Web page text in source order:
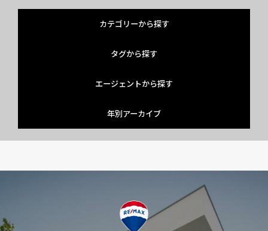
カテゴリーから探す
タグから探す
エージェントから探す
年別アーカイブ